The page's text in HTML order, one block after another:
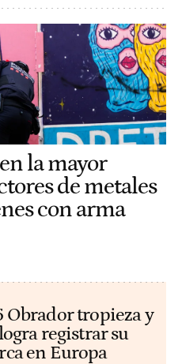
la mayor
de metales
con arma
Obrador tropieza y
registrar su
en Europa